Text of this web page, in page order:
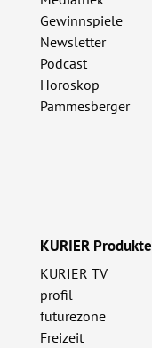
Gewinnspiele
Newsletter
Podcast
Horoskop
Pammesberger
KURIER Produkte
KURIER TV
profil
futurezone
Freizeit